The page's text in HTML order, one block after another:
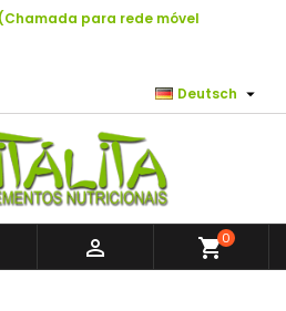
para rede móvel
Deutsch 
 shopping_cart0
de desejos
((modalDeleteText))
sein, um Artikel Ihrer
zu können.
Abbrechen Anmelden